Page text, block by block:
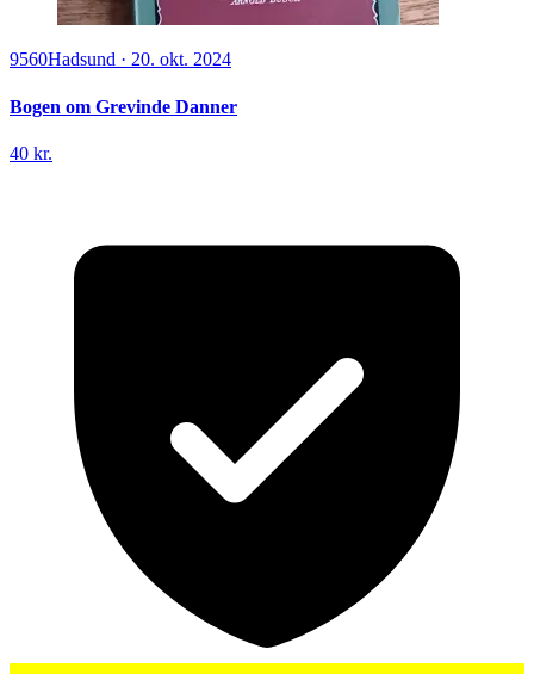
9560Hadsund · 20. okt. 2024
Bogen om Grevinde Danner
40 kr.